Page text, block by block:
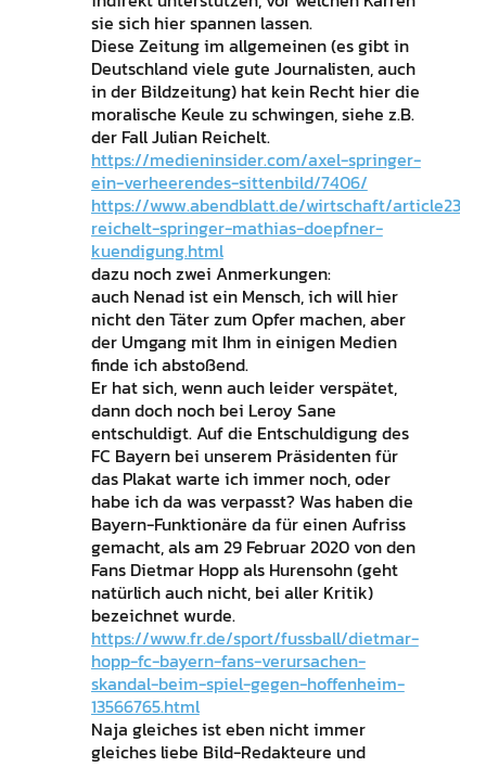
sie sich hier spannen lassen.
Diese Zeitung im allgemeinen (es gibt in
Deutschland viele gute Journalisten, auch
in der Bildzeitung) hat kein Recht hier die
moralische Keule zu schwingen, siehe z.B.
der Fall Julian Reichelt.
https://medieninsider.com/axel-springer-
ein-verheerendes-sittenbild/7406/
https://www.abendblatt.de/wirtschaft/
reichelt-springer-mathias-doepfner-
kuendigung.html
dazu noch zwei Anmerkungen:
auch Nenad ist ein Mensch, ich will hier
nicht den Täter zum Opfer machen, aber
der Umgang mit Ihm in einigen Medien
finde ich abstoßend.
Er hat sich, wenn auch leider verspätet,
dann doch noch bei Leroy Sane
entschuldigt. Auf die Entschuldigung des
FC Bayern bei unserem Präsidenten für
das Plakat warte ich immer noch, oder
habe ich da was verpasst? Was haben die
Bayern-Funktionäre da für einen Aufriss
gemacht, als am 29 Februar 2020 von den
Fans Dietmar Hopp als Hurensohn (geht
natürlich auch nicht, bei aller Kritik)
bezeichnet wurde.
https://www.fr.de/sport/fussball/dietmar-
hopp-fc-bayern-fans-verursachen-
skandal-beim-spiel-gegen-hoffenheim-
13566765.html
Naja gleiches ist eben nicht immer
gleiches liebe Bild-Redakteure und